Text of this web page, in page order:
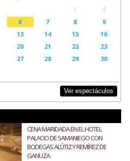
1
2
6 7 8
9
13 14 15
16
20 21 22
23
27 28 29
30
Ver espectáculos
CENA MARIDADA EN EL HOTEL
PALACIO DE SAMANIEGO CON
BODEGAS ALÚTIZ Y REMÍREZ DE
GANUZA